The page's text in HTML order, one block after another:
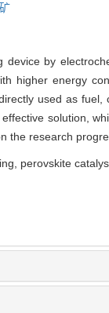
device by
higher energy
used as
solution,
the research
perovskite